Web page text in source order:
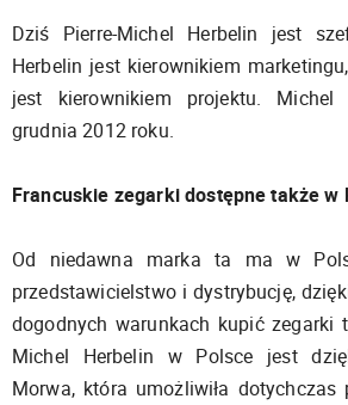
Dziś Pierre-Michel Herbelin jest
Herbelin jest kierownikiem
jest kierownikiem projektu. Michel
grudnia 2012 roku.
Francuskie zegarki dostępne także w
Od niedawna marka ta ma w
przedstawicielstwo i dystrybucję,
dogodnych warunkach kupić zegarki
Michel Herbelin w Polsce jest
Morwa, która umożliwiła dotychczas